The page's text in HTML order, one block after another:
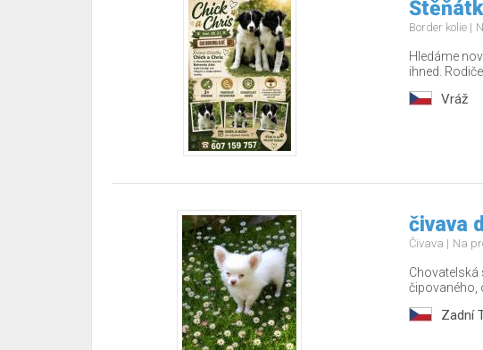
Border kolie
Hledáme
ihned.
Vráž
čivava
Čivava Na
Chovatelská
čipovaného,
Zadní